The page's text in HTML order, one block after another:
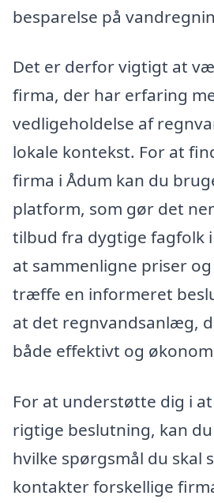
besparelse på
Det er derfor vigtigt at
firma, der har erfaring
vedligeholdelse af
lokale kontekst. For at
firma i Ådum kan du
platform, som gør det
tilbud fra dygtige fagfolk
at sammenligne priser
træffe en informeret
at det regnvandsanlæg,
både effektivt og
For at understøtte dig i
rigtige beslutning, kan
hvilke spørgsmål du skal
kontakter forskellige